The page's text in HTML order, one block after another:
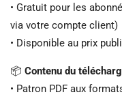
• Gratuit pour les
via votre compte client)
• Disponible au prix
📦 Contenu du
• Patron PDF aux